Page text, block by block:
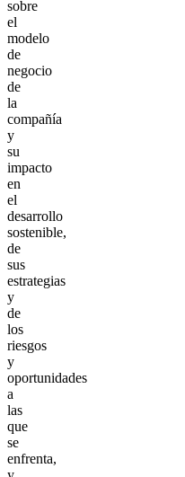
sobre
el
modelo
de
negocio
de
la
compañía
y
su
impacto
en
el
desarrollo
sostenible,
de
sus
estrategias
y
de
los
riesgos
y
oportunidades
a
las
que
se
enfrenta,